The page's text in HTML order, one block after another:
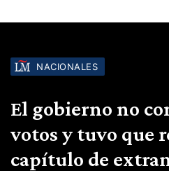
NACIONALES
El gobierno no
votos y tuvo que
capítulo de